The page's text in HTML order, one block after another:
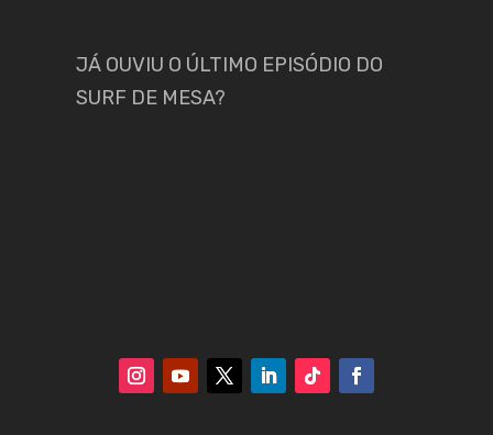
JÁ OUVIU O ÚLTIMO EPISÓDIO DO
SURF DE MESA?